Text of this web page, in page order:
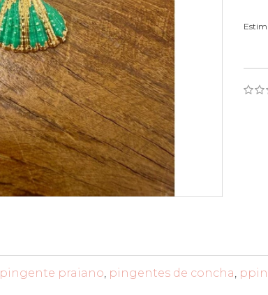
pingente praiano, pingentes de concha,